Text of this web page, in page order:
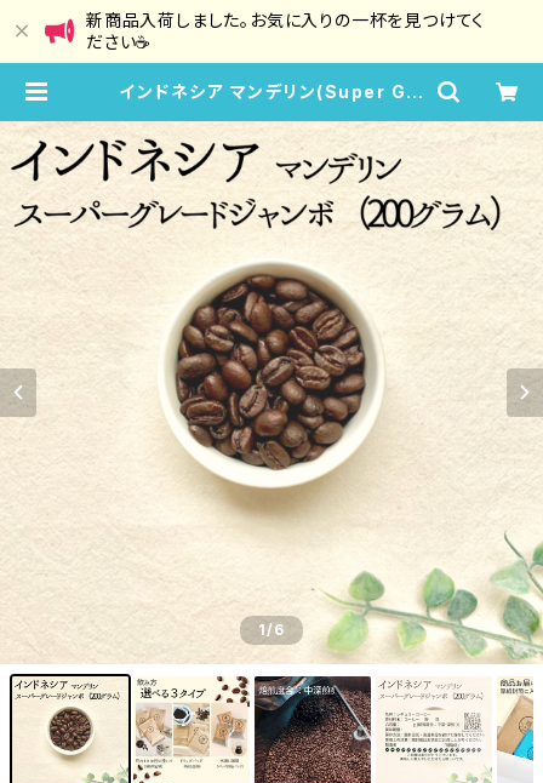
新商品入荷しました。お気に入りの一杯を見つけてく
ださい☕
インドネシア マンデリン(Super G J
て | 晴珈琲 HaruCoffee
1/6